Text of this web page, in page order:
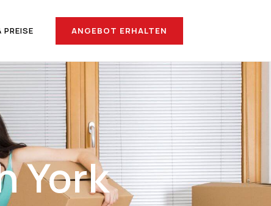
PREISE ANGEBOT ERHALTEN
York